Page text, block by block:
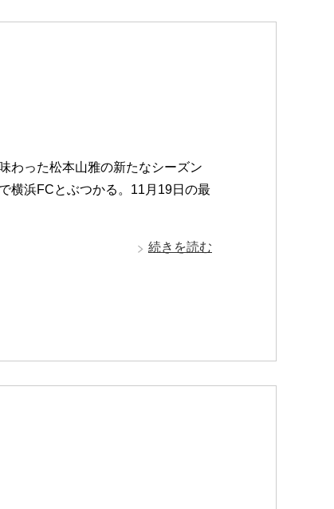
わった松本山雅の新たなシーズン
横浜FCとぶつかる。11月19日の最
続きを読む